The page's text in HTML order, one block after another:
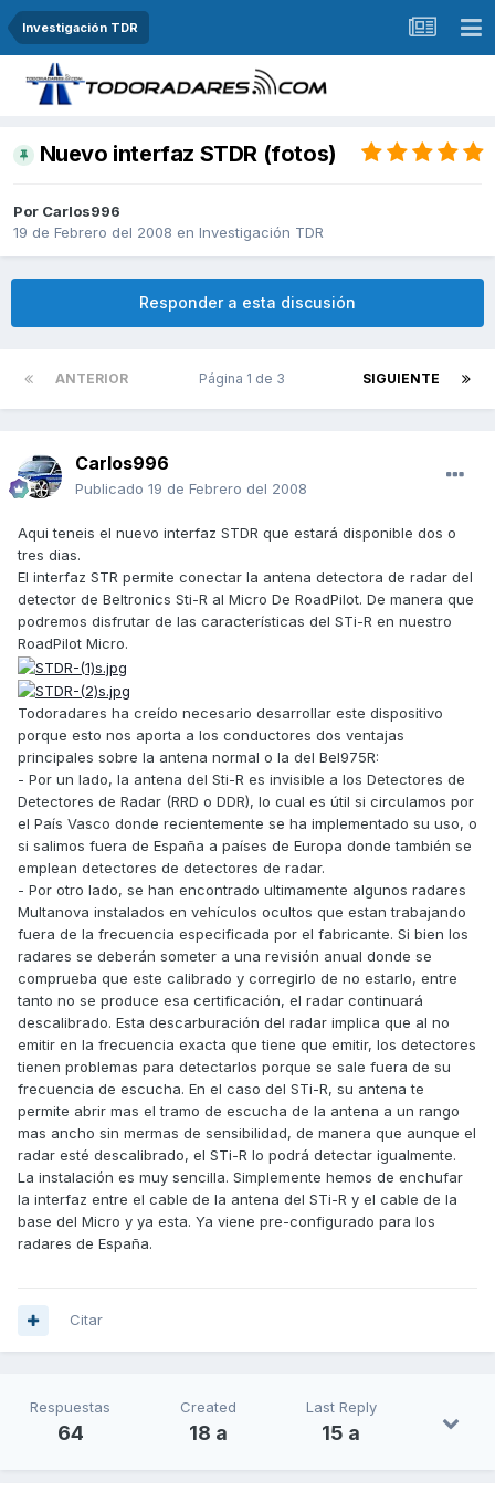
Investigación TDR
Nuevo interfaz STDR (fotos)
Por Carlos996
19 de Febrero del 2008 en Investigación TDR
Responder a esta discusión
ANTERIOR SIGUIENTE
Página 1 de 3
Carlos996
Publicado 19 de Febrero del 2008
Aqui teneis el nuevo interfaz STDR que estará disponible dos o
tres dias.
El interfaz STR permite conectar la antena detectora de radar del
detector de Beltronics Sti-R al Micro De RoadPilot. De manera que
podremos disfrutar de las características del STi-R en nuestro
RoadPilot Micro.
Todoradares ha creído necesario desarrollar este dispositivo
porque esto nos aporta a los conductores dos ventajas
principales sobre la antena normal o la del Bel975R:
- Por un lado, la antena del Sti-R es invisible a los Detectores de
Detectores de Radar (RRD o DDR), lo cual es útil si circulamos por
el País Vasco donde recientemente se ha implementado su uso, o
si salimos fuera de España a países de Europa donde también se
emplean detectores de detectores de radar.
- Por otro lado, se han encontrado ultimamente algunos radares
Multanova instalados en vehículos ocultos que estan trabajando
fuera de la frecuencia especificada por el fabricante. Si bien los
radares se deberán someter a una revisión anual donde se
comprueba que este calibrado y corregirlo de no estarlo, entre
tanto no se produce esa certificación, el radar continuará
descalibrado. Esta descarburación del radar implica que al no
emitir en la frecuencia exacta que tiene que emitir, los detectores
tienen problemas para detectarlos porque se sale fuera de su
frecuencia de escucha. En el caso del STi-R, su antena te
permite abrir mas el tramo de escucha de la antena a un rango
mas ancho sin mermas de sensibilidad, de manera que aunque el
radar esté descalibrado, el STi-R lo podrá detectar igualmente.
La instalación es muy sencilla. Simplemente hemos de enchufar
la interfaz entre el cable de la antena del STi-R y el cable de la
base del Micro y ya esta. Ya viene pre-configurado para los
radares de España.
Citar
Respuestas
64
Created
18 a
Last Reply
15 a